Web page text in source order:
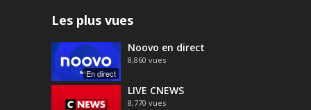
Les plus vues
En direct
Noovo en direct
8,860 vues
LIVE CNEWS
8,770 vues